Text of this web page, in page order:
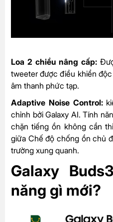
Loa 2 chiều nâng cấp:
tweeter được điều khiển
âm thanh phức tạp.
Adaptive Noise Control:
chỉnh bởi Galaxy AI. Tính
chặn tiếng ồn không cần
giữa Chế độ chống ồn chủ
trường xung quanh.
Galaxy
năng gì mới?